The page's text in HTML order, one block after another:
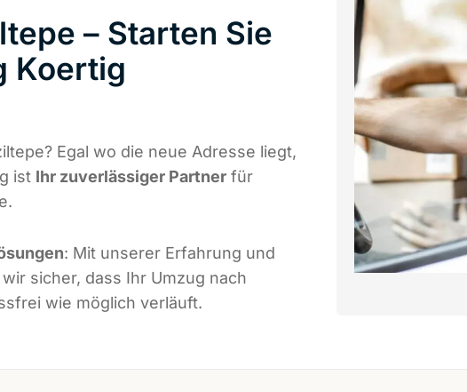
– Starten Sie
Koertig
Egal wo die neue Adresse liegt,
ist Ihr zuverlässiger Partner für
: Mit unserer Erfahrung und
sicher, dass Ihr Umzug nach
wie möglich verläuft.